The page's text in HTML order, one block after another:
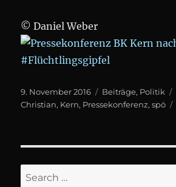
© Daniel Weber
Posted
on
9. November 2016 Categories
Beiträge, Politik
Christian, Kern, Pressekonferenz,spö
Search